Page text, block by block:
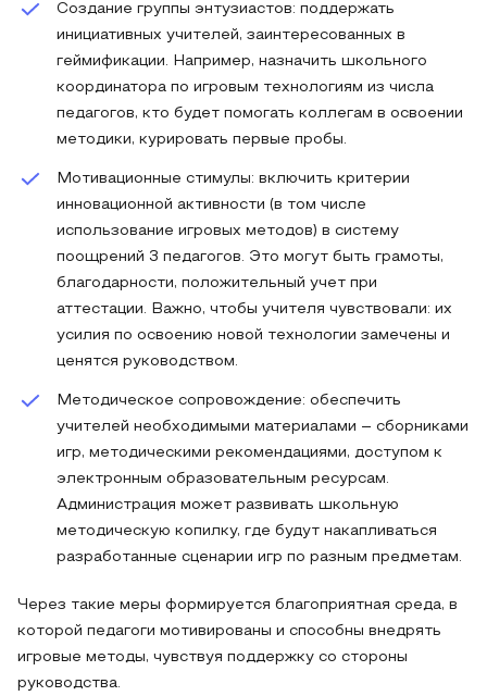
Создание группы энтузиастов: поддержать
инициативных учителей, заинтересованных в
геймификации. Например, назначить школьного
координатора по игровым технологиям из числа
педагогов, кто будет помогать коллегам в освоении
методики, курировать первые пробы.
Мотивационные стимулы: включить критерии
инновационной активности (в том числе
использование игровых методов) в систему
поощрений 3 педагогов. Это могут быть грамоты,
благодарности, положительный учет при
аттестации. Важно, чтобы учителя чувствовали: их
усилия по освоению новой технологии замечены и
ценятся руководством.
Методическое сопровождение: обеспечить
учителей необходимыми материалами – сборниками
игр, методическими рекомендациями, доступом к
электронным образовательным ресурсам.
Администрация может развивать школьную
методическую копилку, где будут накапливаться
разработанные сценарии игр по разным предметам.
Через такие меры формируется благоприятная среда, в
которой педагоги мотивированы и способны внедрять
игровые методы, чувствуя поддержку со стороны
руководства.